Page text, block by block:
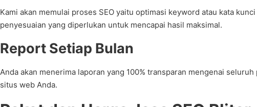
Kami akan memulai proses SEO yaitu optimasi keyword atau kata
penyesuaian yang diperlukan untuk mencapai hasil maksimal.
Report Setiap Bulan
Anda akan menerima laporan yang 100% transparan mengenai
situs web Anda.